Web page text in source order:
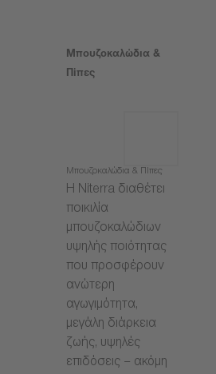
Μπουζοκαλώδια &
Πίπες
Μπουζοκαλώδια & Πίπες
Η Niterra διαθέτει
ποικιλία
μπουζοκαλώδιων
υψηλής ποιότητας
που προσφέρουν
ανώτερη
αγωγιμότητα,
μεγάλη διάρκεια
ζωής, υψηλές
επιδόσεις – ακόμη